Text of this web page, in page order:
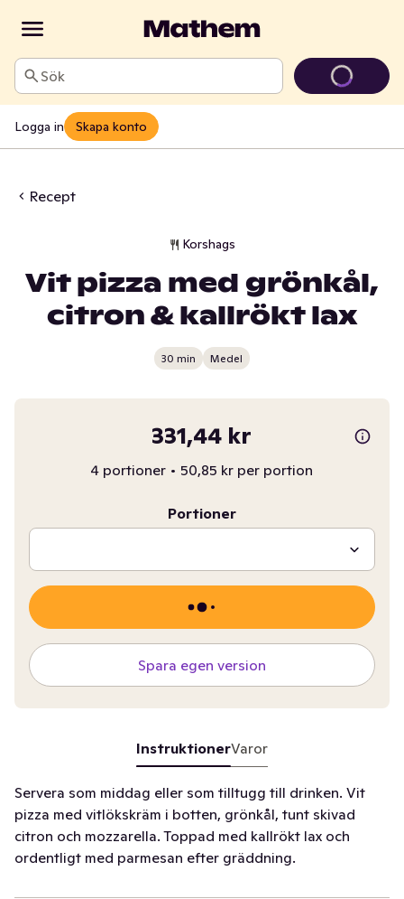
Sök
Logga in Skapa konto
Recept
Korshags
Vit pizza med grönkål,
citron & kallrökt lax
30 min Medel
331,44 kr
4 portioner • 50,85 kr per portion
Portioner
Spara egen version
InstruktionerVaror
Servera som middag eller som tilltugg till drinken. Vit
pizza med vitlökskräm i botten, grönkål, tunt skivad
citron och mozzarella. Toppad med kallrökt lax och
ordentligt med parmesan efter gräddning.